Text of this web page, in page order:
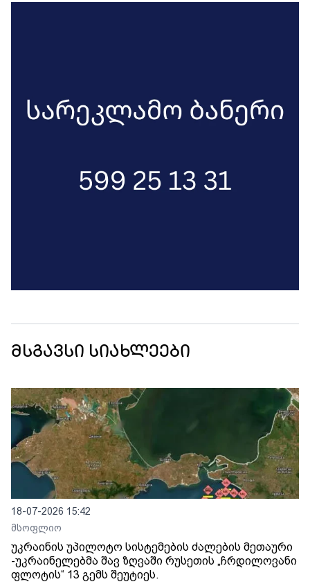
მსგავსი სიახლეები
18-07-2026 15:42
მსოფლიო
უკრაინის უპილოტო სისტემების ძალების მეთაური
-უკრაინელებმა შავ ზღვაში რუსეთის „ჩრდილოვანი
ფლოტის“ 13 გემს შეუტიეს.